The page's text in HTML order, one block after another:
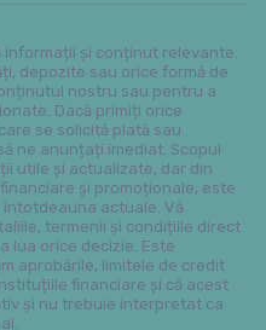
informații și conținut relevante.
depozite sau orice formă de
nostru sau pentru a
Dacă primiți orice
se solicită plată sau
ne anunțați imediat. Scopul
utile și actualizate, dar din
și promoționale, este
actuale. Vă
termenii și condițiile direct
lua orice decizie. Este
aprobările, limitele de credit
financiare și că acest
și nu trebuie interpretat ca